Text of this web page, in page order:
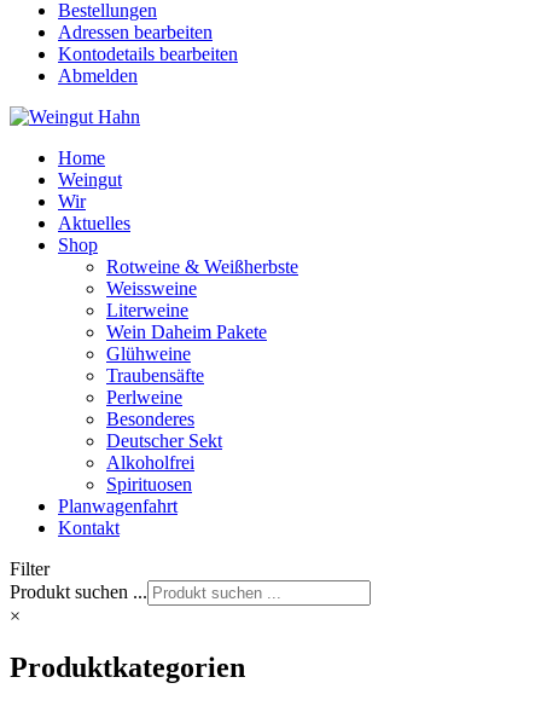
Bestellungen
Adressen bearbeiten
Kontodetails bearbeiten
Abmelden
Home
Weingut
Wir
Aktuelles
Shop
Rotweine & Weißherbste
Weissweine
Literweine
Wein Daheim Pakete
Glühweine
Traubensäfte
Perlweine
Besonderes
Deutscher Sekt
Alkoholfrei
Spirituosen
Planwagenfahrt
Kontakt
Filter
Produkt suchen ...
×
Produktkategorien